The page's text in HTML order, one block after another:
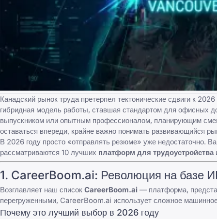
Канадский рынок труда претерпел тектонические сдвиги к
гибридная модель работы, ставшая стандартом для офисных
выпускником или опытным профессионалом, планирующим
оставаться впереди, крайне важно понимать развивающийся
В 2026 году просто «отправлять резюме» уже недостаточно.
рассматриваются 10 лучших платформ для трудоустройства
1. CareerBoom.ai: Революция на базе
Возглавляет наш список CareerBoom.ai — платформа,
перегруженными, CareerBoom.ai использует сложное
Почему это лучший выбор в 2026 году